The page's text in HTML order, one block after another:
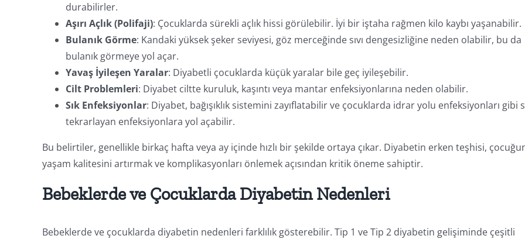
durabilirler.
Aşırı Açlık (Polifaji): Çocuklarda sürekli açlık hissi görülebilir. İyi bir iştaha rağmen kilo kaybı yaşanabilir.
Bulanık Görme: Kandaki yüksek şeker seviyesi, göz merceğinde sıvı dengesizliğine neden olabilir, bu da
bulanık görmeye yol açar.
Yavaş İyileşen Yaralar: Diyabetli çocuklarda küçük yaralar bile geç iyileşebilir.
Cilt Problemleri: Diyabet ciltte kuruluk, kaşıntı veya mantar enfeksiyonlarına neden olabilir.
Sık Enfeksiyonlar: Diyabet, bağışıklık sistemini zayıflatabilir ve çocuklarda idrar yolu enfeksiyonları gibi
tekrarlayan enfeksiyonlara yol açabilir.
Bu belirtiler, genellikle birkaç hafta veya ay içinde hızlı bir şekilde ortaya çıkar. Diyabetin erken teşhisi,
yaşam kalitesini artırmak ve komplikasyonları önlemek açısından kritik öneme sahiptir.
Bebeklerde ve Çocuklarda Diyabetin Nedenleri
Bebeklerde ve çocuklarda diyabetin nedenleri farklılık gösterebilir. Tip 1 ve Tip 2 diyabetin gelişiminde çeşitli